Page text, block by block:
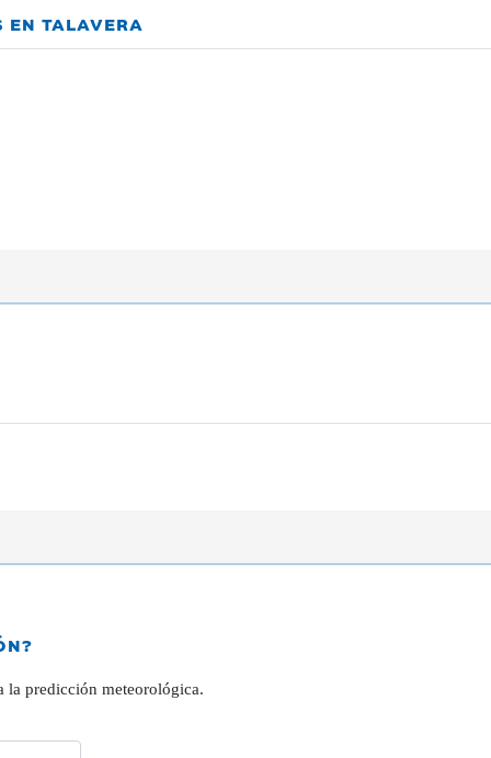
EN TALAVERA
la predicción meteorológica.